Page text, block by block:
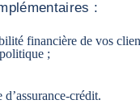
:
financière de vos
;
crédit.